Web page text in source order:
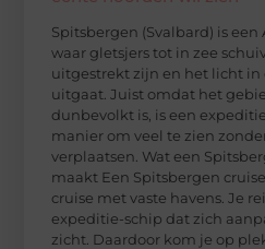
Spitsbergen (Svalbard) is een
waar gletsjers tot in zee
uitgestrekt zijn en het licht in
uitgaat. Juist omdat het
dunbevolkt is, is een
manier om veel te zien
verplaatsen. Wat een
maakt Een Spitsbergen
cruise met vaste havens. Je
expeditie-schip dat zich
zicht. Daardoor kom je op